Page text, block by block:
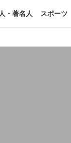
・著名人 スポーツ